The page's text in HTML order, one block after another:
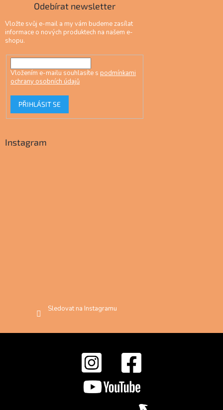
Odebírat newsletter
Vložte svůj e-mail a my vám budeme zasílat
informace o nových produktech na našem e-
shopu.
Vložením e-mailu souhlasíte s podmínkami
ochrany osobních údajů
PŘIHLÁSIT SE
Instagram
Sledovat na Instagramu